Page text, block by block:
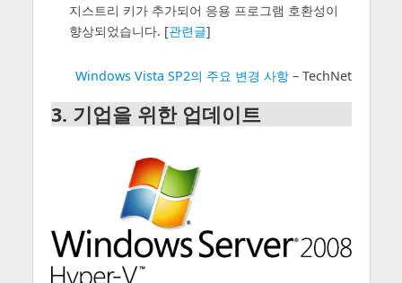
지스트리 키가 추가되어 응용 프로그램 호환성이
향상되었습니다. [관련글]
Windows Vista SP2의 주요 변경 사항– TechNet
3. 기업을 위한 업데이트